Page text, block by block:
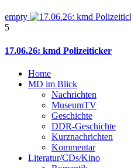
empty
5
17.06.26: kmd Polizeiticker
Home
MD im Blick
Nachrichten
MuseumTV
Geschichte
DDR-Geschichte
Kurznachrichten
Kommentar
Literatur/CDs/Kino